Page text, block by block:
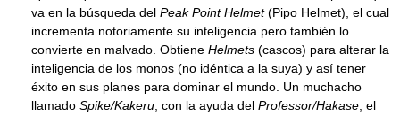
va en la búsqueda del Peak Point Helmet(Pipo Helmet), el cual
incrementa notoriamente su inteligencia pero también lo
convierte en malvado. Obtiene Helmets (cascos) para alterar la
inteligencia de los monos (no idéntica a la suya) y así tener
éxito en sus planes para dominar el mundo. Un muchacho
llamado Spike/Kakeru , con la ayuda del Professor/Hakase , el